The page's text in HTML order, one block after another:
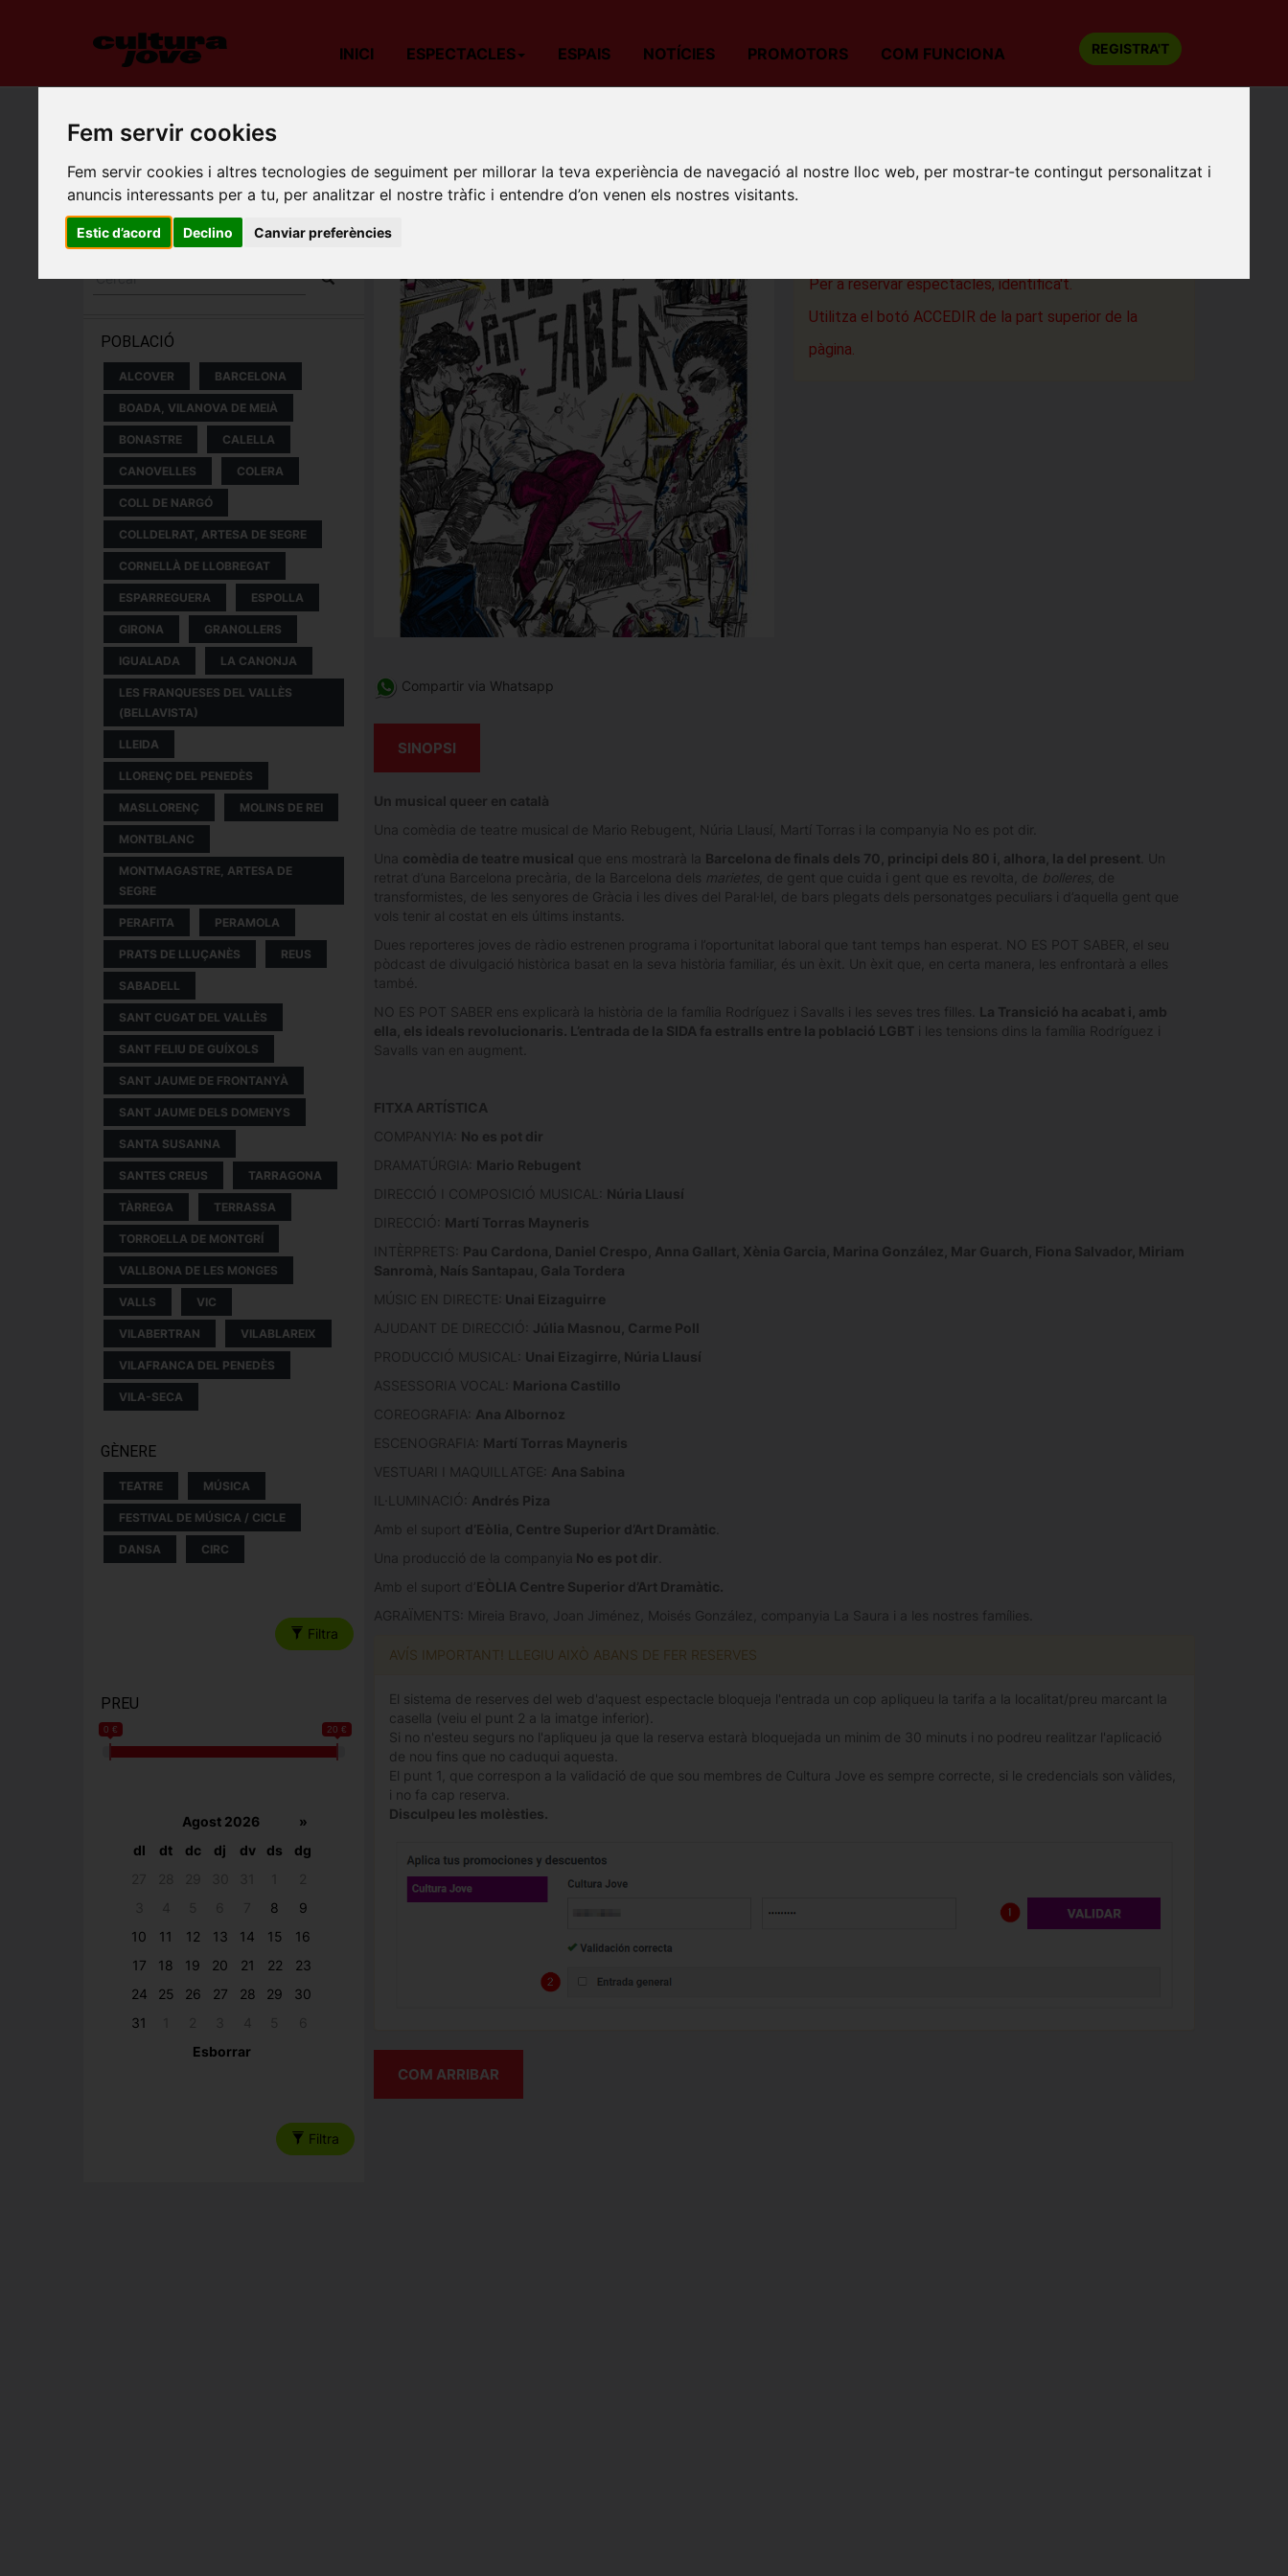
Fem servir cookies
Fem servir cookies i altres tecnologies de seguiment per millorar la teva experiència de navegació al nostre lloc web, per mostrar-te contingut personalitzat i
anuncis interessants per a tu, per analitzar el nostre tràfic i entendre d’on venen els nostres visitants.
Estic d’acord Declino Canviar preferències
INICI ESPECTACLES ESPAIS NOTÍCIES PROMOTORS COM FUNCIONA REGISTRA'T
ESPECTACLES I
CONCERTS
POBLACIÓ
ALCOVER BARCELONA
BOADA, VILANOVA DE MEIÀ
BONASTRE CALELLA
CANOVELLES COLERA
COLL DE NARGÓ
COLLDELRAT, ARTESA DE SEGRE
CORNELLÀ DE LLOBREGAT
ESPARREGUERA ESPOLLA
GIRONA GRANOLLERS
IGUALADA LA CANONJA
LES FRANQUESES DEL VALLÈS
(BELLAVISTA)
LLEIDA
LLORENÇ DEL PENEDÈS
MASLLORENÇ MOLINS DE REI
MONTBLANC
MONTMAGASTRE, ARTESA DE
SEGRE
PERAFITA PERAMOLA
PRATS DE LLUÇANÈS REUS
SABADELL
SANT CUGAT DEL VALLÈS
SANT FELIU DE GUÍXOLS
SANT JAUME DE FRONTANYÀ
SANT JAUME DELS DOMENYS
SANTA SUSANNA
SANTES CREUS TARRAGONA
TÀRREGA TERRASSA
TORROELLA DE MONTGRÍ
VALLBONA DE LES MONGES
VALLS VIC
VILABERTRAN VILABLAREIX
VILAFRANCA DEL PENEDÈS
VILA-SECA
GÈNERE
TEATRE MÚSICA
FESTIVAL DE MÚSICA / CICLE
DANSA CIRC
Filtra
PREU
0 € 20 €
Agost 2026
»
dl
dt dc dj dv ds
dg
8
9
10
11 12 13 14 15
16
17
18 19 20 21 22
23
24
25 26 27 28 29
30
31
Esborrar
Filtra
NO ES POT SABER
Teatre Eòlia
Per a reservar espectacles, identifica't.
Utilitza el botó ACCEDIR de la part superior de la
pàgina.
Compartir via Whatsapp
SINOPSI
Un musical queer en català
Una comèdia de teatre musical de Mario Rebugent, Núria Llausí, Martí Torras i la companyia No es pot dir.
Una comèdia de teatre musical que ens mostrarà la Barcelona de finals dels 70, principi dels 80 i, alhora, la del present . Un
retrat d’una Barcelona precària, de la Barcelona dels marietes, de gent que cuida i gent que es revolta, de bolleres, de
transformistes, de les senyores de Gràcia i les dives del Paral·lel, de bars plegats dels personatges peculiars i d’aquella gent que
vols tenir al costat en els últims instants.
Dues reporteres joves de ràdio estrenen programa i l’oportunitat laboral que tant temps han esperat. NO ES POT SABER, el seu
pòdcast de divulgació històrica basat en la seva història familiar, és un èxit. Un èxit que, en certa manera, les enfrontarà a elles
també.
NO ES POT SABER ens explicarà la història de la família Rodríguez i Savalls i les seves tres filles. La Transició ha acabat i, amb
ella, els ideals revolucionaris. L’entrada de la SIDA fa estralls entre la població LGBT i les tensions dins la família Rodríguez i
Savalls van en augment.
FITXA ARTÍSTICA
COMPANYIA: No es pot dir
DRAMATÚRGIA: Mario Rebugent
DIRECCIÓ I COMPOSICIÓ MUSICAL: Núria Llausí
DIRECCIÓ: Martí Torras Mayneris
INTÈRPRETS: Pau Cardona, Daniel Crespo, Anna Gallart, Xènia Garcia, Marina González, Mar Guarch, Fiona Salvador, Miriam
Sanromà, Naís Santapau, Gala Tordera
MÚSIC EN DIRECTE:
Unai Eizaguirre
AJUDANT DE DIRECCIÓ: Júlia Masnou, Carme Poll
PRODUCCIÓ MUSICAL: Unai Eizagirre, Núria Llausí
ASSESSORIA VOCAL: Mariona Castillo
COREOGRAFIA: Ana Albornoz
ESCENOGRAFIA: Martí Torras Mayneris
VESTUARI I MAQUILLATGE: Ana Sabina
IL·LUMINACIÓ: Andrés Piza
Amb el suport d’Eòlia, Centre Superior d’Art Dramàtic
Una producció de la companyia No es pot dir
Amb el suport d’EÒLIA Centre Superior d’Art Dramàtic.
AGRAÏMENTS: Mireia Bravo, Joan Jiménez, Moisés González, companyia La Saura i a les nostres famílies.
AVÍS IMPORTANT! LLEGIU AIXÒ ABANS DE FER RESERVES
El sistema de reserves del web d'aquest espectacle bloqueja l'entrada un cop apliqueu la tarifa a la localitat/preu marcant la
casella (veiu el punt 2 a la imatge inferior).
Si no n'esteu segurs no l'apliqueu ja que la reserva estarà bloquejada un minim de 30 minuts i no podreu realitzar l'aplicació
de nou fins que no caduqui aquesta.
El punt 1, que correspon a la validació de que sou membres de Cultura Jove es sempre correcte, si le credencials son vàlides,
i no fa cap reserva.
Disculpeu les molèsties.
COM ARRIBAR